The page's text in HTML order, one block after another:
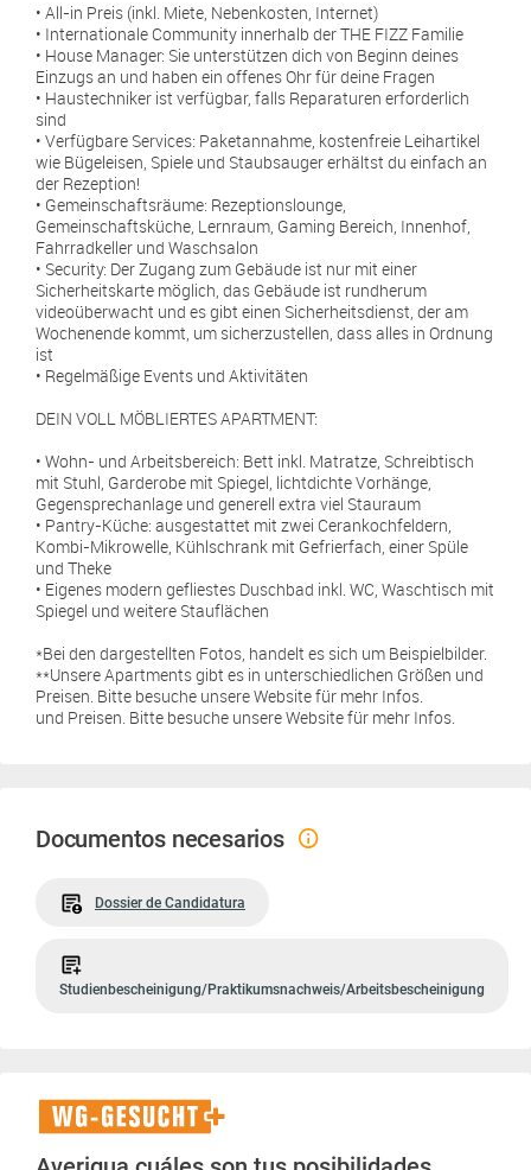
• All-in Preis (inkl. Miete, Nebenkosten, Internet)
• Internationale Community innerhalb der THE FIZZ Familie
• House Manager: Sie unterstützen dich von Beginn deines
Einzugs an und haben ein offenes Ohr für deine Fragen
• Haustechniker ist verfügbar, falls Reparaturen erforderlich
sind
• Verfügbare Services: Paketannahme, kostenfreie Leihartikel
wie Bügeleisen, Spiele und Staubsauger erhältst du einfach an
der Rezeption!
• Gemeinschaftsräume: Rezeptionslounge,
Gemeinschaftsküche, Lernraum, Gaming Bereich, Innenhof,
Fahrradkeller und Waschsalon
• Security: Der Zugang zum Gebäude ist nur mit einer
Sicherheitskarte möglich, das Gebäude ist rundherum
videoüberwacht und es gibt einen Sicherheitsdienst, der am
Wochenende kommt, um sicherzustellen, dass alles in Ordnung
ist
• Regelmäßige Events und Aktivitäten
DEIN VOLL MÖBLIERTES APARTMENT:
• Wohn- und Arbeitsbereich: Bett inkl. Matratze, Schreibtisch
mit Stuhl, Garderobe mit Spiegel, lichtdichte Vorhänge,
Gegensprechanlage und generell extra viel Stauraum
• Pantry-Küche: ausgestattet mit zwei Cerankochfeldern,
Kombi-Mikrowelle, Kühlschrank mit Gefrierfach, einer Spüle
und Theke
• Eigenes modern gefliestes Duschbad inkl. WC, Waschtisch mit
Spiegel und weitere Stauflächen
*Bei den dargestellten Fotos, handelt es sich um Beispielbilder.
**Unsere Apartments gibt es in unterschiedlichen Größen und
Preisen. Bitte besuche unsere Website für mehr Infos.
und Preisen. Bitte besuche unsere Website für mehr Infos.
Documentos necesarios
Dossier de Candidatura
Studienbescheinigung/Praktikumsnachweis/Arbeitsbescheinigung
WG-
Gesucht+